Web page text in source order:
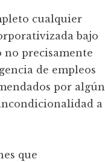
cualquier
bajo
no precisamente
de empleos
por algún
a
que